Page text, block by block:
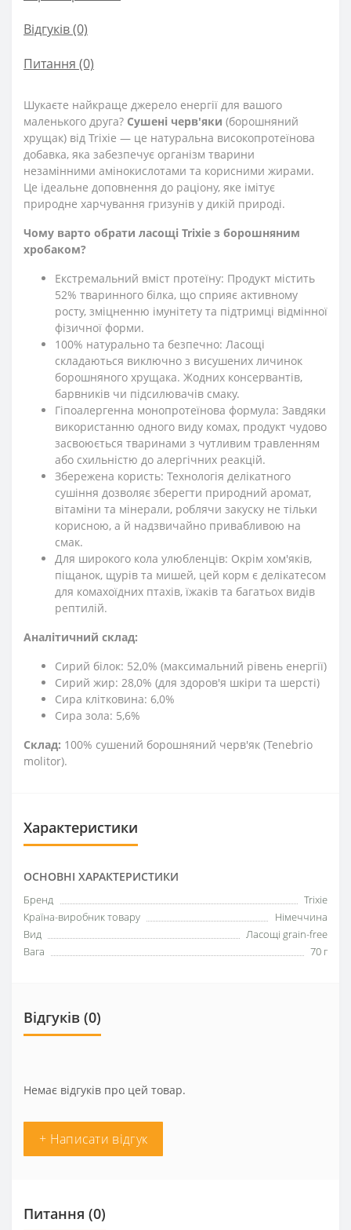
Відгуків (0)
Питання (0)
Шукаєте найкраще джерело енергії для вашого
маленького друга? Сушені черв'яки (борошняний
хрущак) від Trixie — це натуральна високопротеїнова
добавка, яка забезпечує організм тварини
незамінними амінокислотами та корисними жирами.
Це ідеальне доповнення до раціону, яке імітує
природне харчування гризунів у дикій природі.
Чому варто обрати ласощі Trixie з борошняним
хробаком?
Екстремальний вміст протеїну: Продукт містить
52% тваринного білка, що сприяє активному
росту, зміцненню імунітету та підтримці відмінної
фізичної форми.
100% натурально та безпечно: Ласощі
складаються виключно з висушених личинок
борошняного хрущака. Жодних консервантів,
барвників чи підсилювачів смаку.
Гіпоалергенна монопротеїнова формула: Завдяки
використанню одного виду комах, продукт чудово
засвоюється тваринами з чутливим травленням
або схильністю до алергічних реакцій.
Збережена користь: Технологія делікатного
сушіння дозволяє зберегти природний аромат,
вітаміни та мінерали, роблячи закуску не тільки
корисною, а й надзвичайно привабливою на
смак.
Для широкого кола улюбленців: Окрім хом'яків,
піщанок, щурів та мишей, цей корм є делікатесом
для комахоїдних птахів, їжаків та багатьох видів
рептилій.
Аналітичний склад:
Сирий білок: 52,0% (максимальний рівень енергії)
Сирий жир: 28,0% (для здоров'я шкіри та шерсті)
Сира клітковина: 6,0%
Сира зола: 5,6%
Склад: 100% сушений борошняний черв'як (Tenebrio
molitor).
Характеристики
ОСНОВНІ ХАРАКТЕРИСТИКИ
Бренд
Trixie
Країна-виробник товару
Німеччина
Вид
Ласощі grain-free
Вага
70 г
Відгуків (0)
Немає відгуків про цей товар.
+ Написати відгук
Питання (0)